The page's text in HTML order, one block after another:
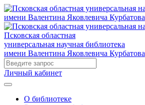
Псковская областная
универсальная научная библиотека
имени Валентина Яковлевича Курбатова
Личный кабинет
О библиотеке